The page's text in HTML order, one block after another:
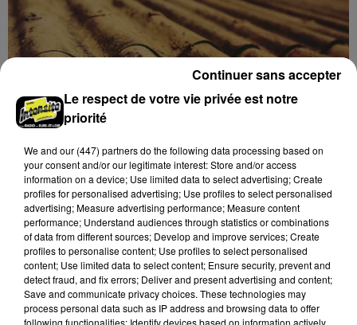
amiantés
La collecte se fait sous conditions et pour un nombre
limité de personnes, sur incription.
A LA UNE Voir plus
Le respect de votre vie privée est notre
priorité
We and our (447) partnersdo the following data processing based on
your consent and/or our legitimate interest: Store and/or access
information on a device; Use limited data to select advertising; Create
profiles for personalised advertising; Use profiles to select personalised
advertising; Measure advertising performance; Measure content
performance; Understand audiences through statistics or combinations
of data from different sources; Develop and improve services; Create
profiles to personalise content; Use profiles to select personalised
content; Use limited data to select content; Ensure security, prevent and
detect fraud, and fix errors; Deliver and present advertising and content;
Save and communicate privacy choices. These technologies may
process personal data such as IP address and browsing data to offer
following functionalities: Identify devices based on information actively
Continuer sans accepter